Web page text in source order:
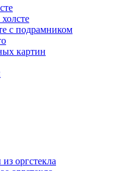
с подрамником
картин
оргстекла